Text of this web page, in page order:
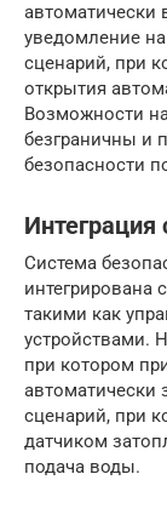
автоматически
уведомление
сценарий, при
открытия
Возможности
безграничны и
безопасности
Интеграция
Система
интегрирована
такими как
устройствами.
при котором
автоматически
сценарий, при
датчиком
подача воды.